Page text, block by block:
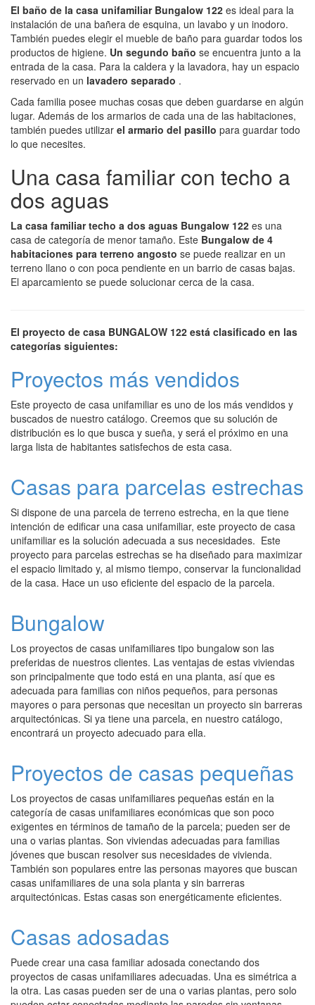
El baño de la casa unifamiliar Bungalow 122 es ideal para la
instalación de una bañera de esquina, un lavabo y un inodoro.
También puedes elegir el mueble de baño para guardar todos los
productos de higiene. Un segundo baño se encuentra junto a la
entrada de la casa. Para la caldera y la lavadora, hay un espacio
reservado en un lavadero separado .
Cada familia posee muchas cosas que deben guardarse en algún
lugar. Además de los armarios de cada una de las habitaciones,
también puedes utilizar el armario del pasillo para guardar todo
lo que necesites.
Una casa familiar con techo a
dos aguas
La casa familiar techo a dos aguas Bungalow 122 es una
casa de categoría de menor tamaño. Este Bungalow de 4
habitaciones para terreno angosto se puede realizar en un
terreno llano o con poca pendiente en un barrio de casas bajas.
El aparcamiento se puede solucionar cerca de la casa.
El proyecto de casa BUNGALOW 122 está clasificado en las
categorías siguientes:
Proyectos más vendidos
Este proyecto de casa unifamiliar es uno de los más vendidos y
buscados de nuestro catálogo. Creemos que su solución de
distribución es lo que busca y sueña, y será el próximo en una
larga lista de habitantes satisfechos de esta casa.
Casas para parcelas estrechas
Si dispone de una parcela de terreno estrecha, en la que tiene
intención de edificar una casa unifamiliar, este proyecto de casa
unifamiliar es la solución adecuada a sus necesidades. Este
proyecto para parcelas estrechas se ha diseñado para maximizar
el espacio limitado y, al mismo tiempo, conservar la funcionalidad
de la casa. Hace un uso eficiente del espacio de la parcela.
Bungalow
Los proyectos de casas unifamiliares tipo bungalow son las
preferidas de nuestros clientes. Las ventajas de estas viviendas
son principalmente que todo está en una planta, así que es
adecuada para familias con niños pequeños, para personas
mayores o para personas que necesitan un proyecto sin barreras
arquitectónicas. Si ya tiene una parcela, en nuestro catálogo,
encontrará un proyecto adecuado para ella.
Proyectos de casas pequeñas
Los proyectos de casas unifamiliares pequeñas están en la
categoría de casas unifamiliares económicas que son poco
exigentes en términos de tamaño de la parcela; pueden ser de
una o varias plantas. Son viviendas adecuadas para familias
jóvenes que buscan resolver sus necesidades de vivienda.
También son populares entre las personas mayores que buscan
casas unifamiliares de una sola planta y sin barreras
arquitectónicas. Estas casas son energéticamente eficientes.
Casas adosadas
Puede crear una casa familiar adosada conectando dos
proyectos de casas unifamiliares adecuadas. Una es simétrica a
la otra. Las casas pueden ser de una o varias plantas, pero solo